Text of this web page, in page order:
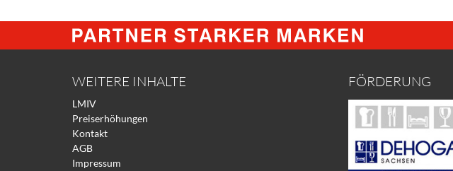
WEITERE INHALTE
LMIV
Preiserhöhungen
Kontakt
AGB
Impressum
FÖRDERUNG